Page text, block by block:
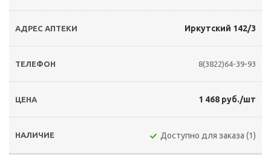
Иркутский 142/3
8(3822)64-39-93
1 468 руб./шт
Доступно для заказа (1)